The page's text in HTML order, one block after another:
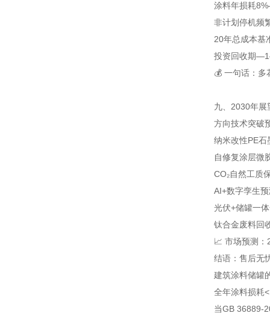
涂料年损耗
非计划停机频
20年总成本基
投资回收期—
💰 一句话：
九、2030年展
方向技术突破
纳米改性PE石
自修复涂层微
CO₂自然工质
AI+数字孪生
光伏+储罐一
钛合金废料回
📈 市场预测
结语：售后无
建筑涂料储罐
全年涂料损耗
当GB 36889-